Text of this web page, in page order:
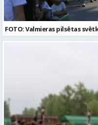
FOTO: Valmieras pilsētas